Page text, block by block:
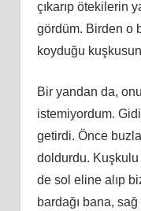
çıkarıp ötekilerin
gördüm. Birden o
koyduğu
Bir yandan da,
istemiyordum.
getirdi. Önce
doldurdu. Kuşkulu
de sol eline alıp
bardağı bana,